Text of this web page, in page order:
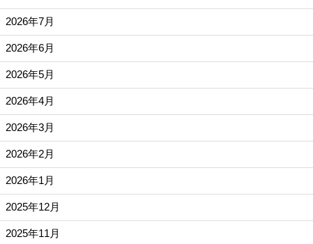
2026年7月
2026年6月
2026年5月
2026年4月
2026年3月
2026年2月
2026年1月
2025年12月
2025年11月